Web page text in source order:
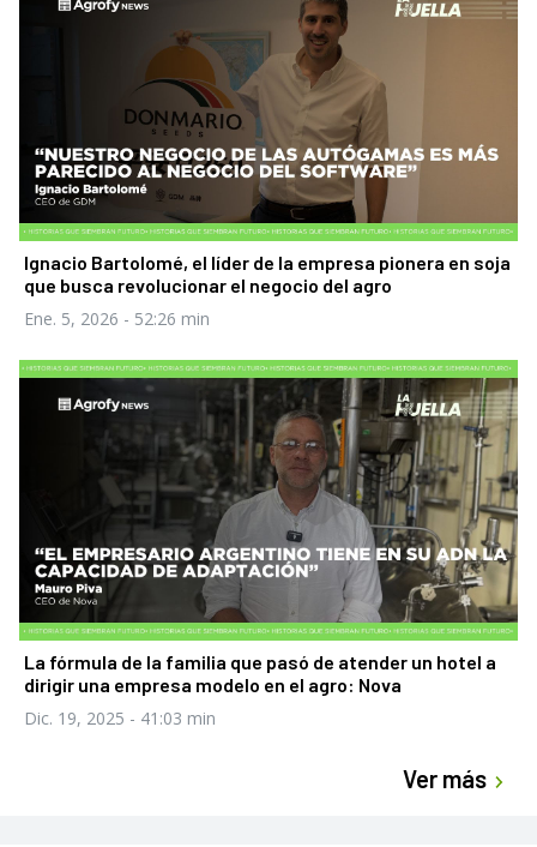
Ignacio Bartolomé, el líder de la empresa pionera en soja
que busca revolucionar el negocio del agro
Ene. 5, 2026 - 52:26 min
La fórmula de la familia que pasó de atender un hotel a
dirigir una empresa modelo en el agro: Nova
Dic. 19, 2025 - 41:03 min
Ver más